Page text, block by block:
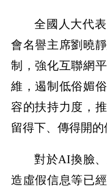
全國人大代
會名譽主席劉曉
制，強化互聯網
維，遏制低俗媚
容的扶持力度，
留得下、傳得開的
對於AI換臉
造虛假信息等已